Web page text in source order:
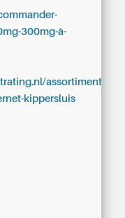
300mg-à-
assortiment/
kippersluis